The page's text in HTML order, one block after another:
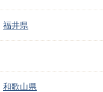
福井県
和歌山県